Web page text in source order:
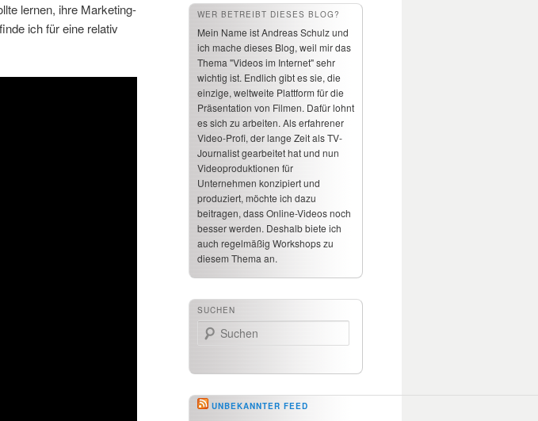
lernen, ihre Marketing-
ich für eine relativ
WER BETREIBT DIESES BLOG?
Mein Name ist Andreas Schulz und
ich mache dieses Blog, weil mir das
Thema "Videos im Internet" sehr
wichtig ist. Endlich gibt es sie, die
einzige, weltweite Plattform für die
Präsentation von Filmen. Dafür lohnt
es sich zu arbeiten. Als erfahrener
Video-Profi, der lange Zeit als TV-
Journalist gearbeitet hat und nun
Videoproduktionen für
Unternehmen konzipiert und
produziert, möchte ich dazu
beitragen, dass Online-Videos noch
besser werden. Deshalb biete ich
auch regelmäßig Workshops zu
diesem Thema an.
SUCHEN
Suchen
UNBEKANNTER FEED